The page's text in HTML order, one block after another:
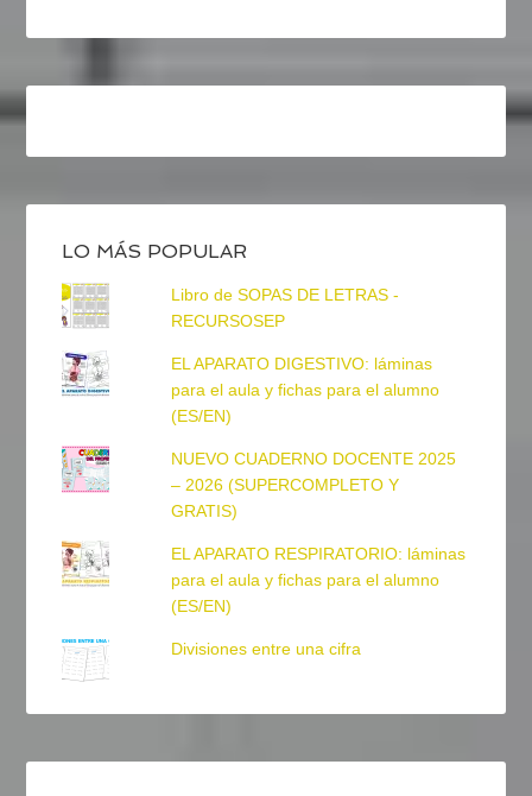
LO MÁS POPULAR
Libro de SOPAS DE LETRAS -
RECURSOSEP
EL APARATO DIGESTIVO: láminas
para el aula y fichas para el alumno
(ES/EN)
NUEVO CUADERNO DOCENTE 2025
– 2026 (SUPERCOMPLETO Y
GRATIS)
EL APARATO RESPIRATORIO: láminas
para el aula y fichas para el alumno
(ES/EN)
Divisiones entre una cifra